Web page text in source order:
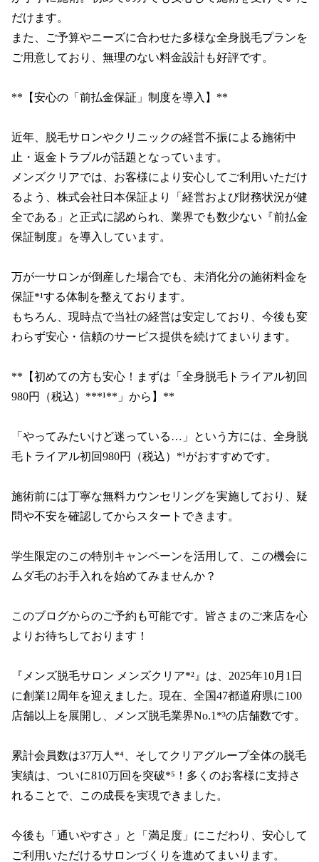
だけます。
また、ご予算やニーズに合わせた多様な全身脱毛プランを
ご用意しており、無理のない料金設計も好評です。
**【安心の「前払金保証」制度を導入】**
近年、脱毛サロンやクリニックの経営不振による施術中
止・返金トラブルが話題となっています。
メンズクリアでは、お客様により安心してご利用いただけ
るよう、株式会社日本保証より「経営および財務状況が健
全である」と正式に認められ、業界でも数少ない『前払金
保証制度』を導入しています。
万が一サロンが倒産した場合でも、未消化分の施術料金を
保証*¹する体制を整えております。
もちろん、現時点で当社の経営は安定しており、今後も変
わらず安心・信頼のサービス提供を続けてまいります。
**【初めての方も安心！まずは「全身脱毛トライアル初回
980円（税込）***¹**」から】**
「やってみたいけど迷っている…」という方には、全身脱
毛トライアル初回980円（税込）*¹がおすすめです。
施術前には丁寧な無料カウンセリングを実施しており、疑
問や不安を確認してからスタートできます。
学生限定のこの特別キャンペーンを活用して、この機会に
ムダ毛のお手入れを始めてみませんか？
このブログからのご予約も可能です。皆さまのご来店を心
よりお待ちしております！
『メンズ脱毛サロン メンズクリア*²』は、2025年10月1日
に創業12周年を迎えました。現在、全国47都道府県に100
店舗以上を展開し、メンズ脱毛業界No.1*³の店舗数です。
累計会員数は37万人*⁴、そしてクリアグループ全体の脱毛
実績は、ついに810万回を突破*⁵！多くのお客様に支持さ
れることで、この成長を実現できました。
今後も「通いやすさ」と「満足度」にこだわり、安心して
ご利用いただけるサロンづくりを進めてまいります。